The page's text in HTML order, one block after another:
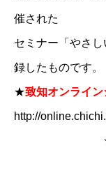
催された
セミナー「やさ
録したものです。
★致知オンライン
http://